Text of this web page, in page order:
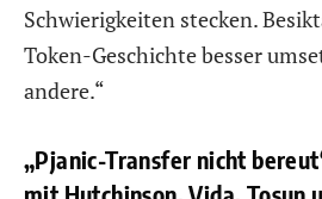
Schwierigkeiten stecken.
Token-Geschichte besser
andere.“
„Pjanic-Transfer nicht